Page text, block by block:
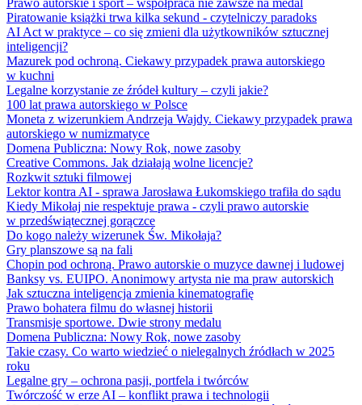
Piratowanie książki trwa kilka sekund - czytelniczy paradoks
AI Act w praktyce – co się zmieni dla użytkowników sztucznej
inteligencji?
Mazurek pod ochroną. Ciekawy przypadek prawa autorskiego
w kuchni
Legalne korzystanie ze źródeł kultury – czyli jakie?
100 lat prawa autorskiego w Polsce
Moneta z wizerunkiem Andrzeja Wajdy. Ciekawy przypadek prawa
autorskiego w numizmatyce
Domena Publiczna: Nowy Rok, nowe zasoby
Creative Commons. Jak działają wolne licencje?
Rozkwit sztuki filmowej
Lektor kontra AI - sprawa Jarosława Łukomskiego trafiła do sądu
Kiedy Mikołaj nie respektuje prawa - czyli prawo autorskie
w przedświątecznej gorączce
Do kogo należy wizerunek Św. Mikołaja?
Gry planszowe są na fali
Chopin pod ochroną. Prawo autorskie o muzyce dawnej i ludowej
Banksy vs. EUIPO. Anonimowy artysta nie ma praw autorskich
Jak sztuczna inteligencja zmienia kinematografię
Prawo bohatera filmu do własnej historii
Transmisje sportowe. Dwie strony medalu
Domena Publiczna: Nowy Rok, nowe zasoby
Takie czasy. Co warto wiedzieć o nielegalnych źródłach w 2025
roku
Legalne gry – ochrona pasji, portfela i twórców
Twórczość w erze AI – konflikt prawa i technologii